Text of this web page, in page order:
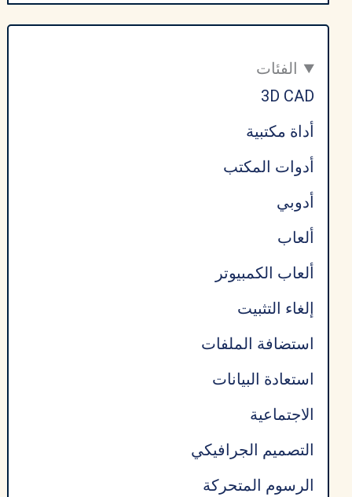
إصدار
2025
الفئات
3D CAD
أداة مكتبية
أدوات المكتب
أدوبي
ألعاب
ألعاب الكمبيوتر
إلغاء التثبيت
استضافة الملفات
استعادة البيانات
الاجتماعية
التصميم الجرافيكي
الرسوم المتحركة